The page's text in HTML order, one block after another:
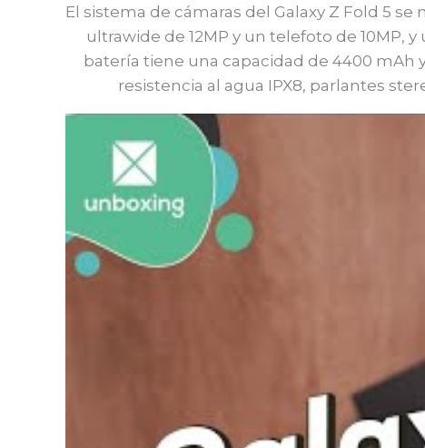
El sistema de cámaras del Galaxy Z Fold 5
ultrawide de 12MP y un telefoto de 10MP,
batería tiene una capacidad de 4400 mAh
resistencia al agua IPX8, parlantes